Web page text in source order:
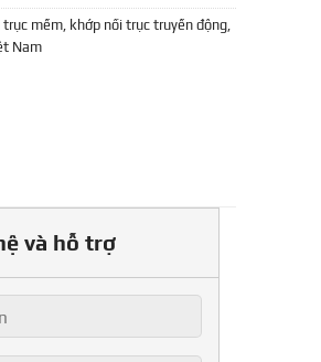
trục mềm, khớp nối trục truyền động,
Nam
và hỗ trợ